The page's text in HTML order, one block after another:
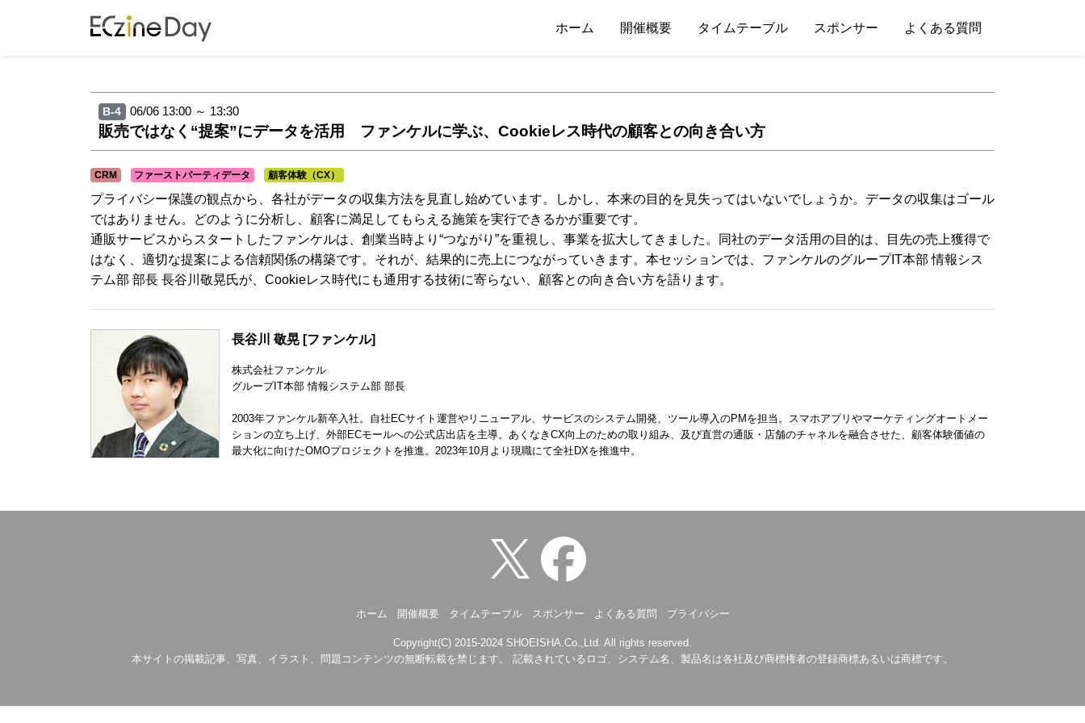
ホーム 開催概要 タイムテーブル スポンサー よくある質問
B-4 06/06 13:00 ～ 13:30
販売ではなく“提案”にデータを活用 ファンケルに学ぶ、Cookieレス時代の顧客との向き合い方
CRM ファーストパーティデータ 顧客体験（CX）
プライバシー保護の観点から、各社がデータの収集方法を見直し始めています。しかし、本来の目的を見失ってはいないでしょうか。データの収集はゴール
ではありません。どのように分析し、顧客に満足してもらえる施策を実行できるかが重要です。
通販サービスからスタートしたファンケルは、創業当時より“つながり”を重視し、事業を拡大してきました。同社のデータ活用の目的は、目先の売上獲得で
はなく、適切な提案による信頼関係の構築です。それが、結果的に売上につながっていきます。本セッションでは、ファンケルのグループIT本部 情報シス
テム部 部長 長谷川敬晃氏が、Cookieレス時代にも通用する技術に寄らない、顧客との向き合い方を語ります。
長谷川 敬晃 [ファンケル]
株式会社ファンケル
グループIT本部 情報システム部 部長
2003年ファンケル新卒入社。自社ECサイト運営やリニューアル、サービスのシステム開発、ツール導入のPMを担当。スマホアプリやマーケティングオートメー
ションの立ち上げ、外部ECモールへの公式店出店を主導。あくなきCX向上のための取り組み、及び直営の通販・店舗のチャネルを融合させた、顧客体験価値の
最大化に向けたOMOプロジェクトを推進。2023年10月より現職にて全社DXを推進中。
ホーム 開催概要 タイムテーブル スポンサー よくある質問 プライバシー
Copyright(C) 2015-2024 SHOEISHA.Co.,Ltd. All rights reserved.
本サイトの掲載記事、写真、イラスト、問題コンテンツの無断転載を禁じます。 記載されているロゴ、システム名、製品名は各社及び商標権者の登録商標あるいは商標です。